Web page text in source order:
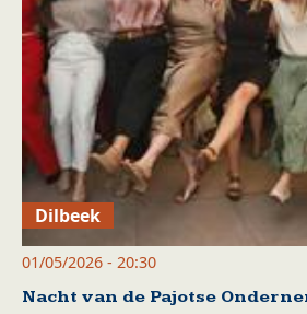
Dilbeek
01/05/2026 - 20:30
Nacht van de Pajotse